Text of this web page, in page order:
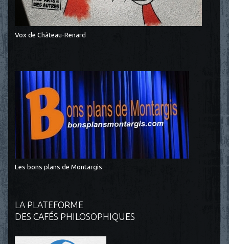
Vox de Château-Renard
Les bons plans de Montargis
LA PLATEFORME
DES CAFÉS PHILOSOPHIQUES